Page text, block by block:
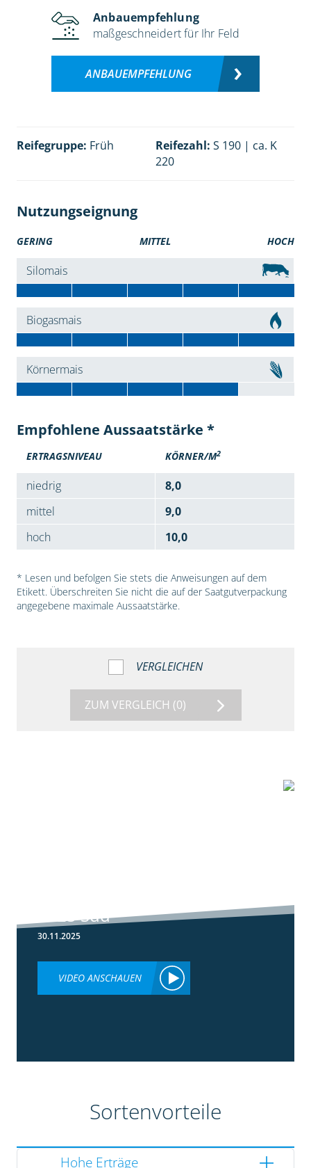
Anbauempfehlung
maßgeschneidert für Ihr Feld
ANBAUEMPFEHLUNG
Reifegruppe: Früh Reifezahl: S 190 | ca. K
220
Nutzungseignung
GERING MITTEL HOCH
Silomais
Biogasmais
Körnermais
Empfohlene Aussaatstärke *
ERTRAGSNIVEAU KÖRNER/M2
niedrig
8,0
mittel
9,0
hoch
10,0
* Lesen und befolgen Sie stets die Anweisungen auf dem
Etikett. Überschreiten Sie nicht die auf der Saatgutverpackung
angegebene maximale Aussaatstärke.
VERGLEICHEN
ZUM VERGLEICH (0)
2025 Süd
30.11.2025
VIDEO ANSCHAUEN
Sortenvorteile
Hohe Erträge